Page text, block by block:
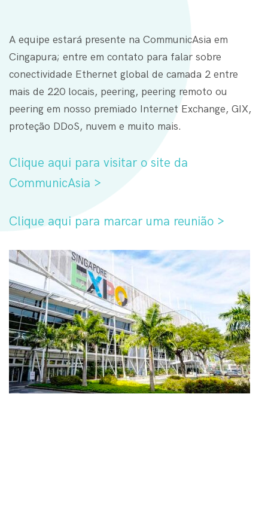
A equipe estará presente na CommunicAsia em
Cingapura; entre em contato para falar sobre
conectividade Ethernet global de camada 2 entre
mais de 220 locais, peering, peering remoto ou
peering em nosso premiado Internet Exchange, GIX,
proteção DDoS, nuvem e muito mais.
Clique aqui para visitar o site da
CommunicAsia >
Clique aqui para marcar uma reunião >